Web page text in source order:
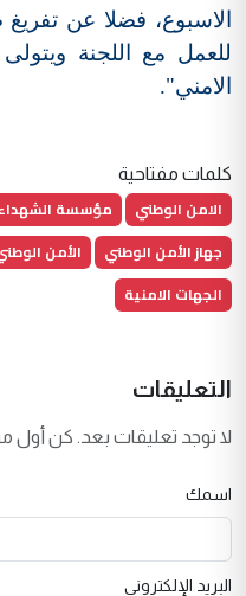
الاسبوع، فضلا عن
للعمل مع اللجنة
الامني".
كلمات مفتاحية
الامن الوطني مؤسسة
جهاز الأمن الوطني
الأمن
الجهات الامنية
التعليقات
لا توجد تعليقات بعد. كن أول
اسمك
البريد الإلكتروني